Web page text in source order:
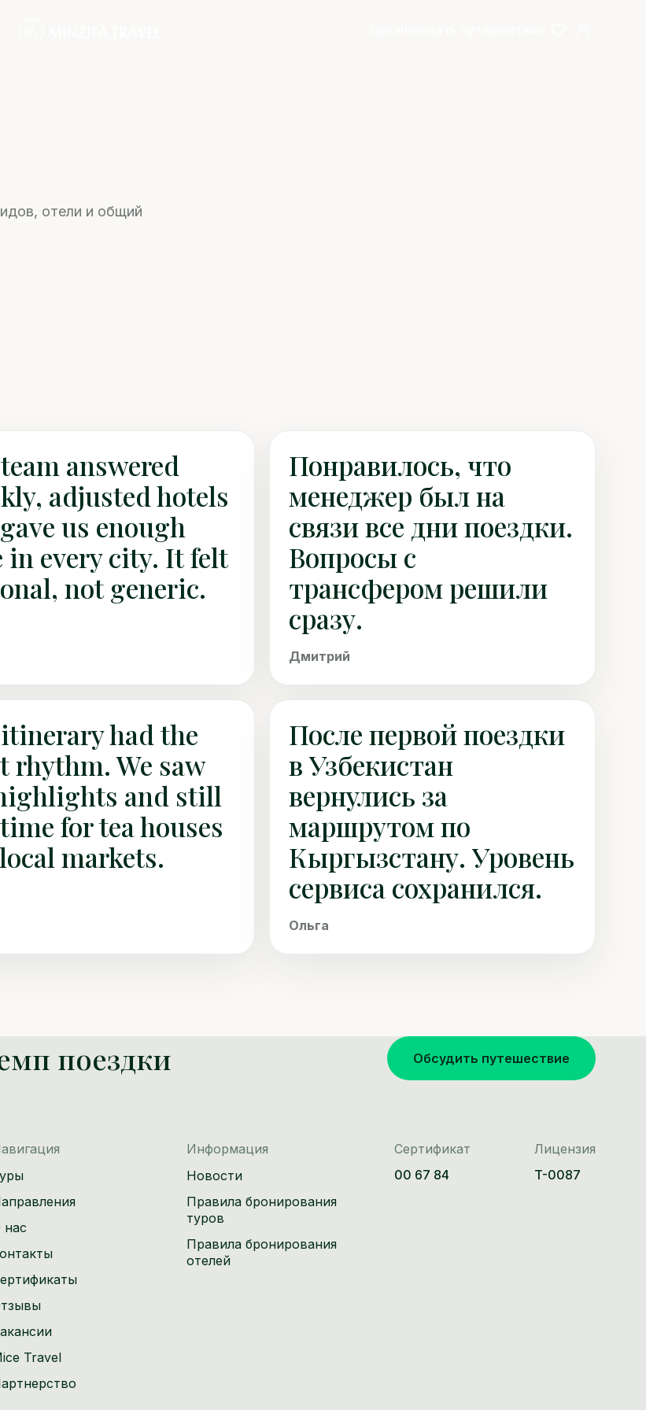
отели и общий
answered
adjusted hotels
us enough
in every city. It felt
not generic.
Понравилось, что
менеджер был на
связи все дни поездки.
Вопросы с
трансфером решили
сразу.
Дмитрий
had the
rhythm. We saw
and still
for tea houses
markets.
После первой поездки
в Узбекистан
вернулись за
маршрутом по
Кыргызстану. Уровень
сервиса сохранился.
Ольга
поездки Обсудить путешествие
нас
Travel
Информация
Новости
Правила бронирования
туров
Правила бронирования
отелей
Сертификат
00 67 84
Лицензия
T-0087